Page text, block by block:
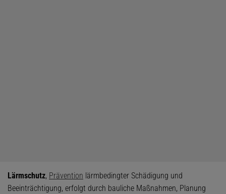
Lärmschutz, Prävention lärmbedingter Schädigung und
Beeinträchtigung, erfolgt durch bauliche Maßnahmen, Planung